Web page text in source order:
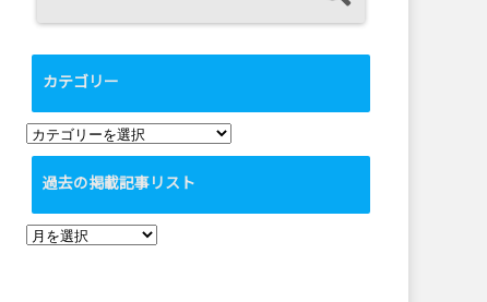
カテゴリー
カ
テ
リ
ー
過去の掲載記事リスト
過